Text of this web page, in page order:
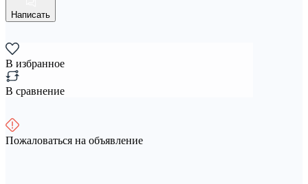
Написать
В избранное
В сравнение
Пожаловаться на объявление